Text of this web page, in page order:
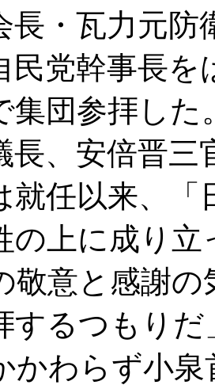
長・瓦力元
民党幹事長
集団参拝した
長、安倍晋三
任以来、「
の上に成り
敬意と感謝
するつもり
わらず小泉